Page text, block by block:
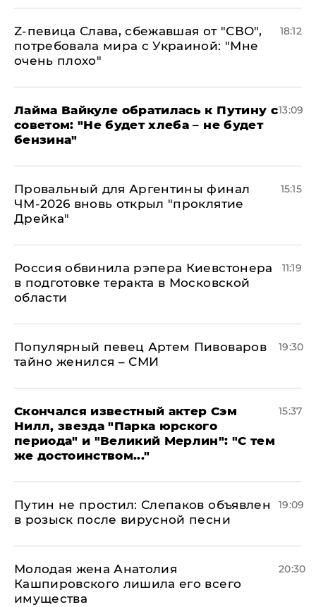
Z-певица Слава, сбежавшая от "СВО",
потребовала мира с Украиной: "Мне
очень плохо"
18:12
Лайма Вайкуле обратилась к Путину с
советом: "Не будет хлеба – не будет
бензина"
13:09
Провальный для Аргентины финал
ЧМ-2026 вновь открыл "проклятие
Дрейка"
15:15
Россия обвинила рэпера Киевстонера
в подготовке теракта в Московской
области
11:19
Популярный певец Артем Пивоваров
тайно женился – СМИ
19:30
Скончался известный актер Сэм
Нилл, звезда "Парка юрского
периода" и "Великий Мерлин": "С тем
же достоинством..."
15:37
Путин не простил: Слепаков объявлен
в розыск после вирусной песни
19:09
Молодая жена Анатолия
Кашпировского лишила его всего
имущества
20:30